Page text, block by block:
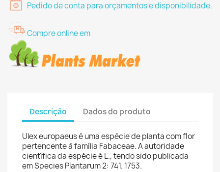
Pedido de conta para orçamentos e disponibilidade.
Compre online em
Descrição Dados do produto
Ulex europaeus é uma espécie de planta com flor
pertencente à família Fabaceae. A autoridade
científica da espécie é L., tendo sido publicada
em Species Plantarum 2: 741. 1753.